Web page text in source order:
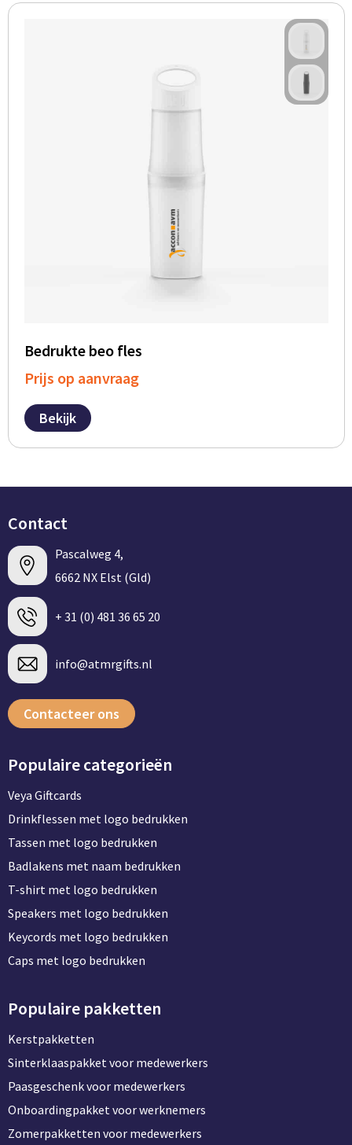
Bedrukte beo fles
Prijs op aanvraag
Bekijk
Contact
Pascalweg 4,
6662 NX Elst (Gld)
+ 31 (0) 481 36 65 20
info@atmrgifts.nl
Contacteer ons
Populaire categorieën
Veya Giftcards
Drinkflessen met logo bedrukken
Tassen met logo bedrukken
Badlakens met naam bedrukken
T-shirt met logo bedrukken
Speakers met logo bedrukken
Keycords met logo bedrukken
Caps met logo bedrukken
Populaire pakketten
Kerstpakketten
Sinterklaaspakket voor medewerkers
Paasgeschenk voor medewerkers
Onboardingpakket voor werknemers
Zomerpakketten voor medewerkers